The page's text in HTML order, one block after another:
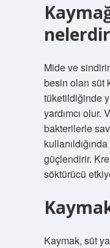
Mide ve
besin olan süt
tüketildiğinde
yardımcı olur.
bakterilerle
güçlendirir.
söktürücü
Kaymak, süt